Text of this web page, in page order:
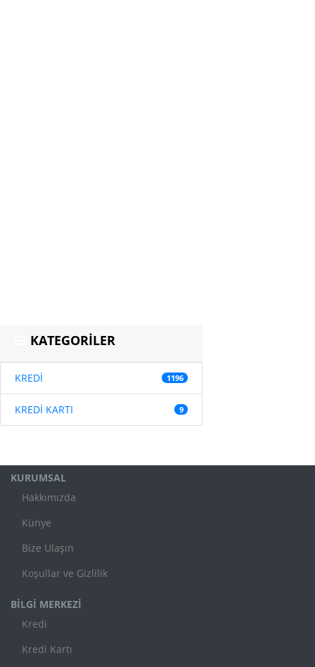
KATEGORİLER
KREDİ 1196
KREDİ KARTI 9
KURUMSAL
Hakkımızda
Künye
Bize Ulaşın
Koşullar ve Gizlilik
BİLGİ MERKEZİ
Kredi
Kredi Kartı